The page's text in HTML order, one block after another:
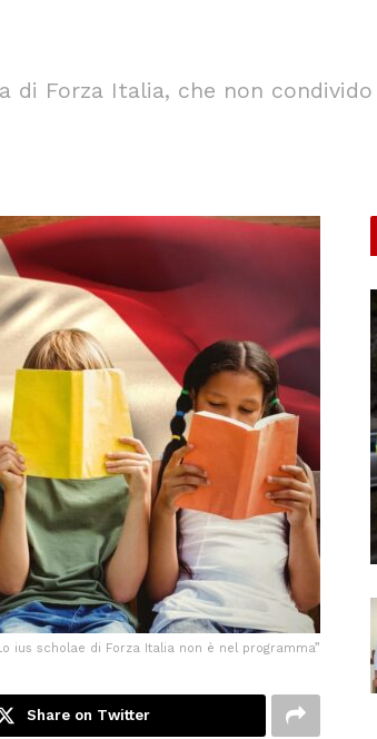
Forza Italia, che non
ius scholae di Forza Italia non è nel programma”
Share on Twitter